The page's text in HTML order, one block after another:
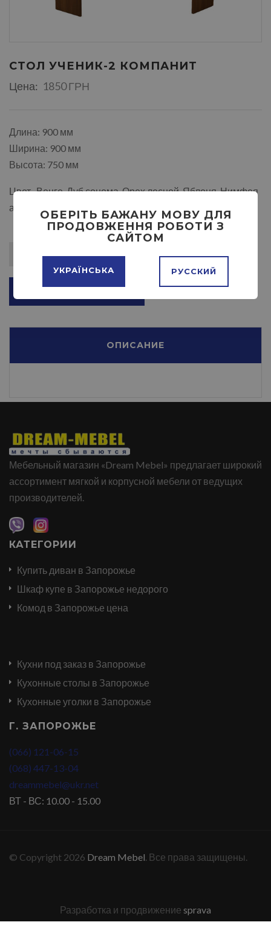
СТОЛ УЧЕНИК-2 КОМПАНИТ
Цена: 1850 ГРН
Длина: 900 мм
Ширина: 900 мм
Высота: 750 мм
Цвет- Венге, Дуб сонома, Орех лесной, Яблоня, Нимфея
альба, Ольха, Бук.
ОПИСАНИЕ
Мебельный магазин «Dream Mebel» предлагает широкий
ассортимент мягкой и корпусной мебели от ведущих
производителей.
КАТЕГОРИИ
Купить диван в Запорожье
Шкаф купе в Запорожье недорого
Комод в Запорожье цена
Кухни под заказ в Запорожье
Кухонные столы в Запорожье
Кухонные уголки в Запорожье
Г. ЗАПОРОЖЬЕ
(066) 121-06-15
(068) 447-13-04
dreammebel@ukr.net
ВТ - ВС: 10.00 - 15.00
© Copyright 2026 Dream Mebel . Все права защищены.
Разработка и продвижение sprava
ОБЕРІТЬ БАЖАНУ МОВУ ДЛЯ
ПРОДОВЖЕННЯ РОБОТИ З
САЙТОМ
УКРАЇНСЬКА РУССКИЙ